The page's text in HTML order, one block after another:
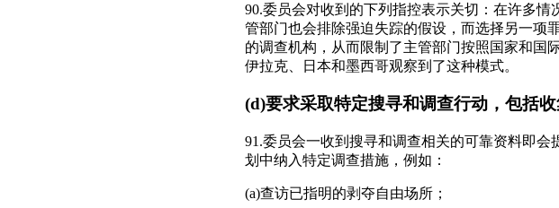
90.委员会对收到的下列指控表示关切：在许多
管部门也会排除强迫失踪的假设，而选择另一项
的调查机构，从而限制了主管部门按照国家和国
伊拉克、日本和墨西哥观察到了这种模式。
(d)要求采取特定搜寻和调查行动，包括
91.委员会一收到搜寻和调查相关的可靠资料即
划中纳入特定调查措施，例如：
(a)查访已指明的剥夺自由场所；